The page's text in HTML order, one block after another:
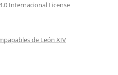
Internacional License
de León XIV